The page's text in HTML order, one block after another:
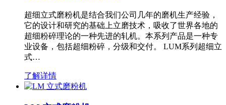
超细立式磨粉机是结合我们公司几年的磨机生产经验，
它的设计和研究的基础上立磨技术，吸收了世界各地的
超细粉碎理论的一种先进的轧机。本系列产品是一种专
业设备，包括超细粉碎，分级和交付。 LUM系列超细立
式…
了解详情